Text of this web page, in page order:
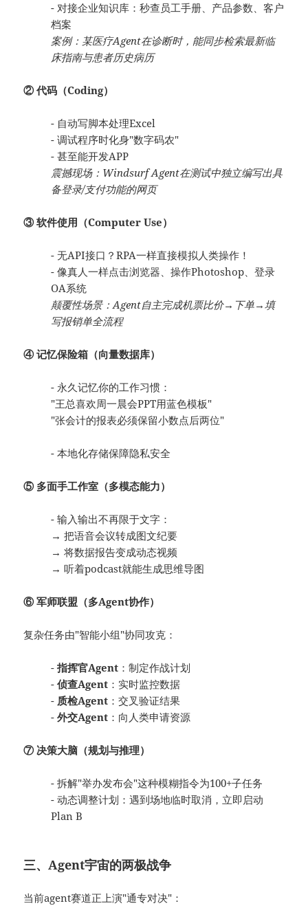
- 对接企业知识库：秒查员工手册、产品参数、客户
档案
案例：某医疗Agent在诊断时，能同步检索最新临
床指南与患者历史病历
② 代码（Coding）
- 自动写脚本处理Excel
- 调试程序时化身"数字码农"
- 甚至能开发APP
震撼现场：Windsurf Agent在测试中独立编写出具
备登录/支付功能的网页
③ 软件使用（Computer Use）
- 无API接口？RPA一样直接模拟人类操作！
- 像真人一样点击浏览器、操作Photoshop、登录
OA系统
颠覆性场景：Agent自主完成机票比价→下单→填
写报销单全流程
④ 记忆保险箱（向量数据库）
- 永久记忆你的工作习惯：
"王总喜欢周一晨会PPT用蓝色模板"
"张会计的报表必须保留小数点后两位"
- 本地化存储保障隐私安全
⑤ 多面手工作室（多模态能力）
- 输入输出不再限于文字：
→ 把语音会议转成图文纪要
→ 将数据报告变成动态视频
→ 听着podcast就能生成思维导图
⑥ 军师联盟（多Agent协作）
复杂任务由"智能小组"协同攻克：
-指挥官Agent ：制定作战计划
-侦查Agent ：实时监控数据
- 质检Agent ：交叉验证结果
-外交Agent ：向人类申请资源
⑦ 决策大脑（规划与推理）
- 拆解"举办发布会"这种模糊指令为100+子任务
- 动态调整计划：遇到场地临时取消，立即启动
Plan B
三、Agent宇宙的两极战争
当前agent赛道正上演"通专对决"：